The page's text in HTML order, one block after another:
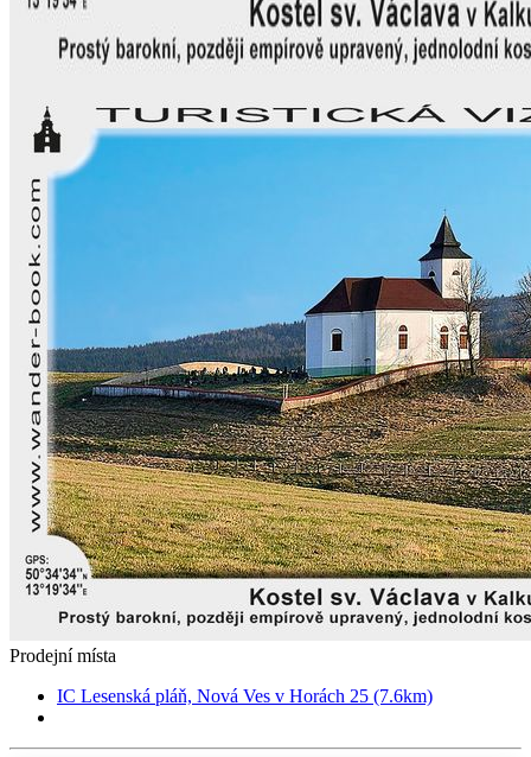
Prodejní místa
IC Lesenská pláň, Nová Ves v Horách 25 (7.6km)